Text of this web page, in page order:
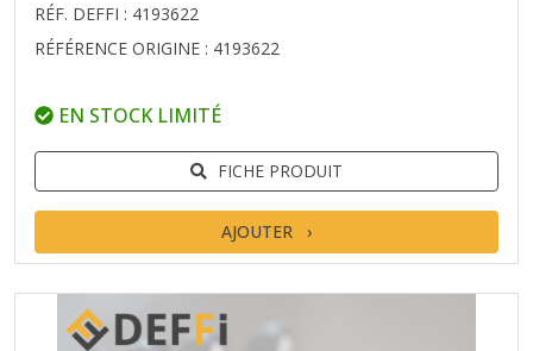
RÉF. DEFFI : 4193622
RÉFÉRENCE ORIGINE : 4193622
EN STOCK LIMITÉ
FICHE PRODUIT
AJOUTER